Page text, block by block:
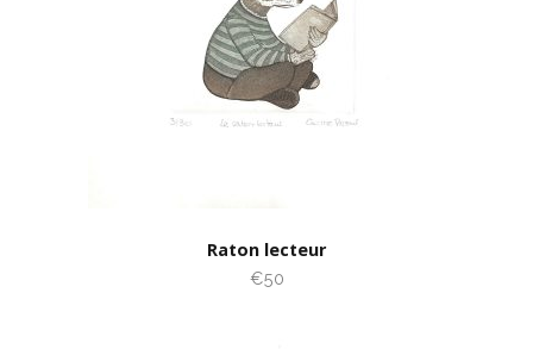
Raton lecteur
€50